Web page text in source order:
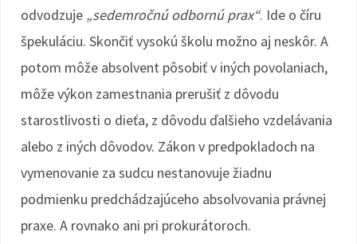
odvodzuje „sedemročnú odbornú prax“. Ide o číru
špekuláciu. Skončiť vysokú školu možno aj neskôr. A
potom môže absolvent pôsobiť v iných povolaniach,
môže výkon zamestnania prerušiť z dôvodu
starostlivosti o dieťa, z dôvodu ďalšieho vzdelávania
alebo z iných dôvodov. Zákon v predpokladoch na
vymenovanie za sudcu nestanovuje žiadnu
podmienku predchádzajúceho absolvovania právnej
praxe. A rovnako ani pri prokurátoroch.